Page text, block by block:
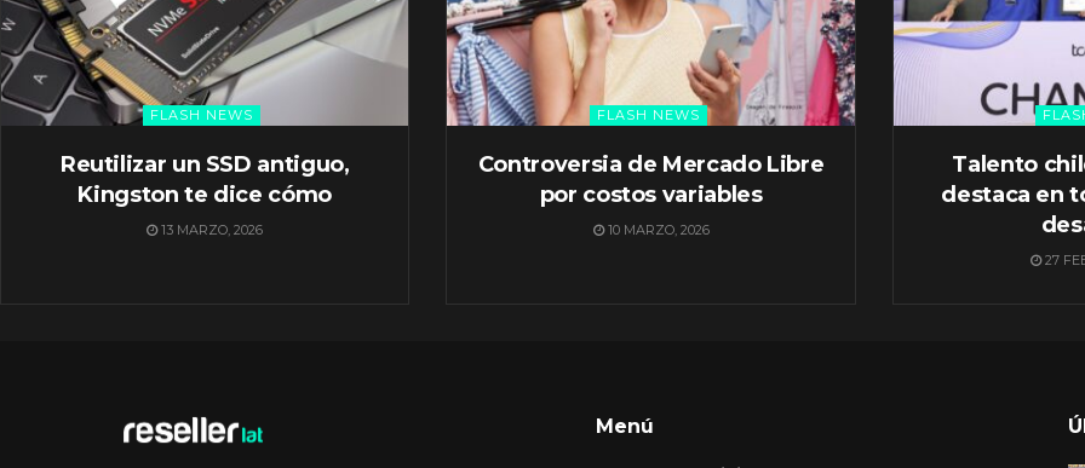
FLASH NEWS
Reutilizar un SSD antiguo,
Kingston te dice cómo
13 MARZO, 2026
FLASH NEWS
Controversia de Mercado Libre
por costos variables
10 MARZO, 2026
Talento
destaca en
27
Menú